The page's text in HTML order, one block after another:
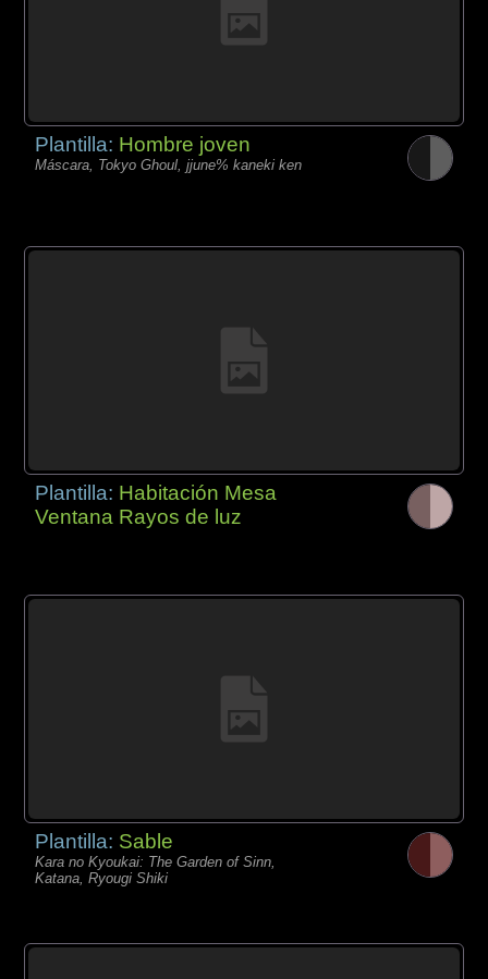
Plantilla: Hombre joven
Máscara, Tokyo Ghoul, jjune% kaneki ken
Plantilla: Habitación Mesa
Ventana Rayos de luz
Plantilla: Sable
Kara no Kyoukai: The Garden of Sinn,
Katana, Ryougi Shiki